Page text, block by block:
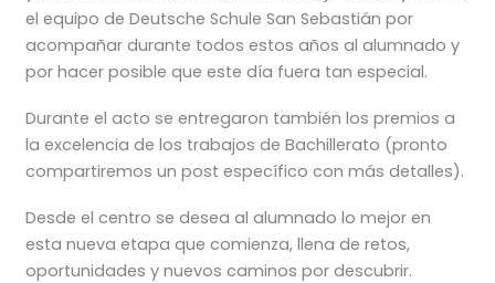
el equipo de Deutsche Schule San Sebastián por
acompañar durante todos estos años al alumnado y
por hacer posible que este día fuera tan especial.
Durante el acto se entregaron también los premios a
la excelencia de los trabajos de Bachillerato (pronto
compartiremos un post específico con más detalles).
Desde el centro se desea al alumnado lo mejor en
esta nueva etapa que comienza, llena de retos,
oportunidades y nuevos caminos por descubrir.